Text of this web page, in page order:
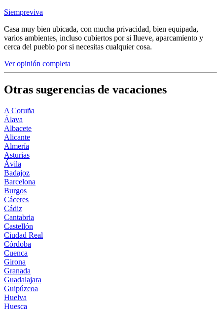
Siempreviva
Casa muy bien ubicada, con mucha privacidad, bien equipada,
varios ambientes, incluso cubiertos por si llueve, aparcamiento y
cerca del pueblo por si necesitas cualquier cosa.
Ver opinión completa
Otras sugerencias de vacaciones
A Coruña
Álava
Albacete
Alicante
Almería
Asturias
Ávila
Badajoz
Barcelona
Burgos
Cáceres
Cádiz
Cantabria
Castellón
Ciudad Real
Córdoba
Cuenca
Girona
Granada
Guadalajara
Guipúzcoa
Huelva
Huesca